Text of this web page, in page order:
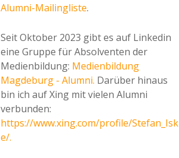
Alumni-Mailingliste.
Seit Oktober 2023 gibt es auf Linkedin
eine Gruppe für Absolventen der
Medienbildung: Medienbildung
Magdeburg - Alumni. Darüber hinaus
bin ich auf Xing mit vielen Alumni
verbunden:
https://www.xing.com/profile/Stefan_Isk
e/.